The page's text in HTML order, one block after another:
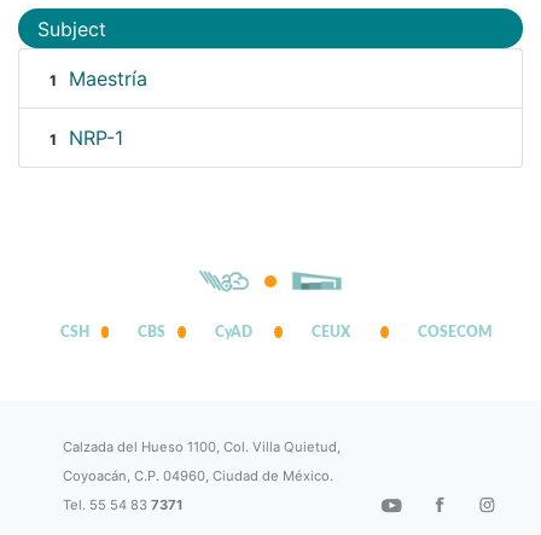
Subject
1 Maestría
1 NRP-1
CSH CBS CyAD CEUX COSECOM
Calzada del Hueso 1100, Col. Villa Quietud,
Coyoacán, C.P. 04960, Ciudad de México.
Tel. 55 54 837371